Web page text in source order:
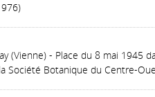
(Vienne) - Place du 8 mai
Société Botanique du Centre-